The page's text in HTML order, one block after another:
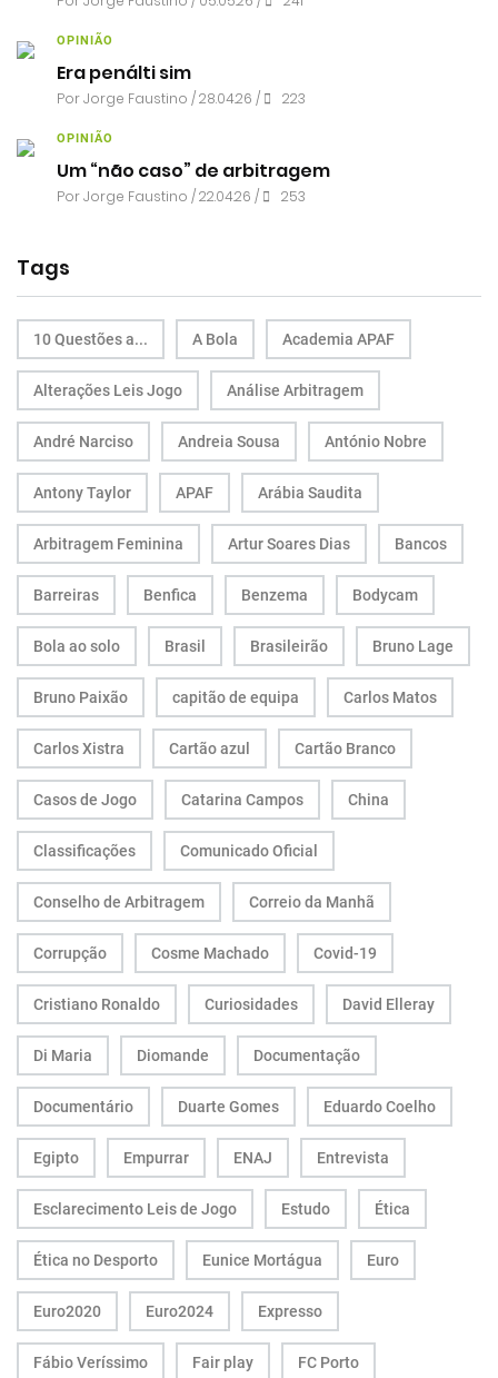
OPINIÃO
Era penálti sim
PorJorge Faustino / 28.04.26 / 223
OPINIÃO
Um “não caso” de arbitragem
PorJorge Faustino / 22.04.26 / 253
Tags
10 Questões a... A Bola Academia APAF
Alterações Leis Jogo Análise Arbitragem
André Narciso Andreia Sousa António Nobre
Antony Taylor APAF Arábia Saudita
Arbitragem Feminina Artur Soares Dias Bancos
Barreiras Benfica Benzema Bodycam
Bola ao solo Brasil Brasileirão Bruno Lage
Bruno Paixão capitão de equipa Carlos Matos
Carlos Xistra Cartão azul Cartão Branco
Casos de Jogo Catarina Campos China
Classificações Comunicado Oficial
Conselho de Arbitragem Correio da Manhã
Corrupção Cosme Machado Covid-19
Cristiano Ronaldo Curiosidades David Elleray
Di Maria Diomande Documentação
Documentário Duarte Gomes Eduardo Coelho
Egipto Empurrar ENAJ Entrevista
Esclarecimento Leis de Jogo Estudo Ética
Ética no Desporto Eunice Mortágua Euro
Euro2020 Euro2024 Expresso
Fábio Veríssimo Fair play FC Porto